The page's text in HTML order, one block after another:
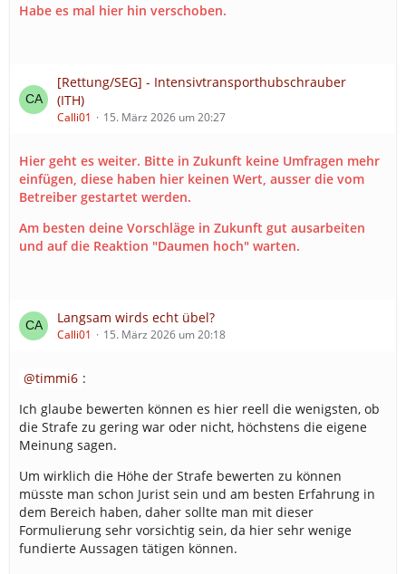
Habe es mal hier hin verschoben.
[Rettung/SEG] - Intensivtransporthubschrauber
(ITH)
Calli01 15. März 2026 um 20:27
Hier geht es weiter. Bitte in Zukunft keine Umfragen mehr
einfügen, diese haben hier keinen Wert, ausser die vom
Betreiber gestartet werden.
Am besten deine Vorschläge in Zukunft gut ausarbeiten
und auf die Reaktion "Daumen hoch" warten.
Langsam wirds echt übel?
Calli01 15. März 2026 um 20:18
timmi6 :
Ich glaube bewerten können es hier reell die wenigsten, ob
die Strafe zu gering war oder nicht, höchstens die eigene
Meinung sagen.
Um wirklich die Höhe der Strafe bewerten zu können
müsste man schon Jurist sein und am besten Erfahrung in
dem Bereich haben, daher sollte man mit dieser
Formulierung sehr vorsichtig sein, da hier sehr wenige
fundierte Aussagen tätigen können.